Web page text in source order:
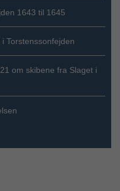
1643 til 1645
Torstenssonfejden
om skibene fra Slaget i